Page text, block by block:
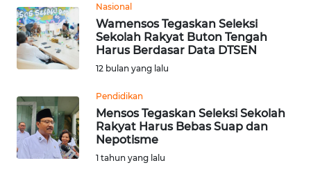
Nasional
Wamensos Tegaskan Seleksi
Sekolah Rakyat Buton Tengah
Harus Berdasar Data DTSEN
12 bulan yang lalu
Pendidikan
Mensos Tegaskan Seleksi Sekolah
Rakyat Harus Bebas Suap dan
Nepotisme
1 tahun yang lalu
REDAKSI
KARIR
Wahana
News
Regional